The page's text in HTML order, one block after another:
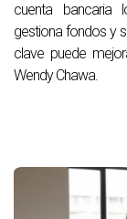
cuenta bancaria
gestiona fondos y
clave puede
Wendy Chawa.